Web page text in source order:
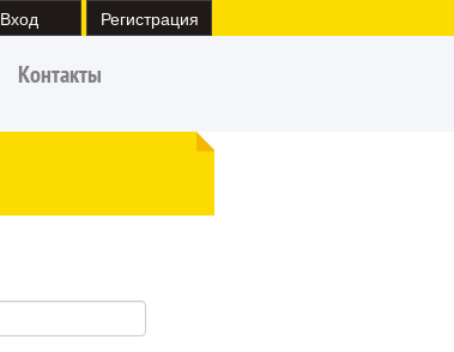
Вход Регистрация
Контакты